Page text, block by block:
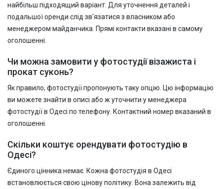
найбільш підходящий варіант. Для уточнення деталей і
подальшої оренди слід зв'язатися з власником або
менеджером майданчика. Прямі контакти вказані в самому
оголошенні.
Чи можна замовити у фотостудії візажиста і
прокат суконь?
Як правило, фотостудії пропонують таку опцію. Цю інформацію
ви можете знайти в описі або ж уточнити у менеджера
фотостудії в Одесі по телефону. Контактний номер вказаний в
оголошенні.
Скільки коштує орендувати фотостудію в
Одесі?
Єдиного цінника немає. Кожна фотостудія в Одесі
встановлюється свою цінову політику. Вона залежить від